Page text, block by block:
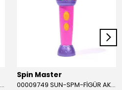
00009338 SUN-SPM-FİGÜR BATMAN NİNJA STRIKE 30 CM. EXC.
Spin Master
00009749 SUN-SPM-FİGÜR AKS. DORA MİKROFON YAĞMUR ORMANI RİTMİ (DORA) SESLİ